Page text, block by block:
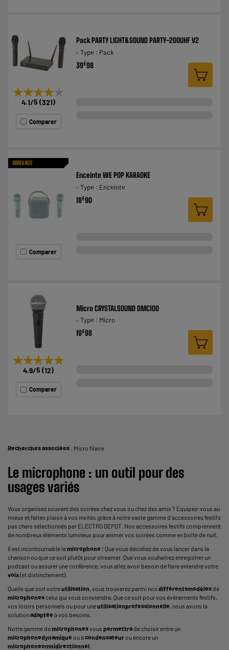
★★★★★
★★★★★
4.1/5 (321)
Comparer
Pack PARTY LIGHT&SOUND PARTY-200UHF V2
Type : Pack
39€98
ARRIVAGE
Comparer
Enceinte WE POP KARAOKE
Type : Enceinte
18€90
★★★★★
★★★★★
4.9/5 (12)
Comparer
Micro CRYSTALSOUND DMC100
Type : Micro
19€98
Recherches associées : Micro filaire
Le microphone : un outil pour des
usages variés
Vous organisez souvent des soirées chez vous ou chez des amis ? Equipez-vous au
mieux et faites plaisir à vos invités grâce à notre vaste gamme d'accessoires festifs
pas chers sélectionnés par ELECTRO DEPOT. Nos accessoires festifs comprennent
de nombreux éléments lumineux pour animer vos soirées comme en boîte de nuit.
Il est incontournable lemicrophone ! Que vous décidiez de vous lancer dans la
chanson ou que ce soit plutôt pour streamer. Que vous souhaitiez enregistrer un
podcast ou assurer une conférence, vous allez avoir besoin de faire entendre votre
voix(et distinctement).
Quelle que soit votreutilisation , vous trouverez parmi nos différentsmodèlesde
microphonescelui qui vous conviendra. Que ce soit pour vos évènements festifs,
vos loisirs personnels ou pour uneutilisationprofessionnelle , nous avons la
solutionadaptée à vos besoins.
Notre gamme demicrophonesvous permettrade choisir entre un
microphonedynamique ou àcondensateurou encore un
microphoneomnidirectionnel